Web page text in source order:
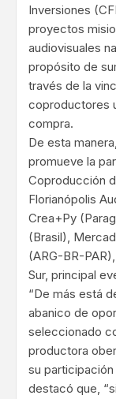
Inversiones
proyectos
audiovisuales
propósito de
través de la
coproductores
compra.
De esta
promueve la
Coproducción
Florianópolis
Crea+Py
(Brasil),
(ARG-BR-
Sur, principal
“De más está
abanico de
seleccionado
productora
su
destacó que,